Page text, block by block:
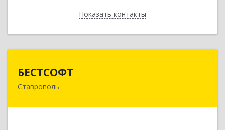
Показать контакты
Назад
БЕСТСОФТ
Ставрополь
355011, Ставропольский край, Ставрополь г,